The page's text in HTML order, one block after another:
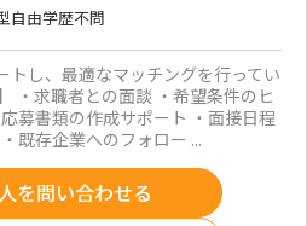
自由学歴不問
トし、最適なマッチングを行ってい
・求職者との面談 ・希望条件のヒ
募書類の作成サポート ・面接日程
既存企業へのフォロー ...
を問い合わせる